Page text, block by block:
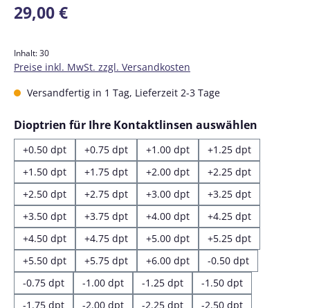
Regulärer Preis:
29,00 €
Inhalt:30
Preise inkl. MwSt. zzgl. Versandkosten
Versandfertig in 1 Tag, Lieferzeit 2-3 Tage
Dioptrien für Ihre Kontaktlinsen auswählen
+0.50 dpt +0.75 dpt +1.00 dpt
+1.25 dpt
+1.50 dpt
+1.75 dpt +2.00 dpt
+2.25 dpt
+2.50 dpt
+2.75 dpt +3.00 dpt
+3.25 dpt
+3.50 dpt
+3.75 dpt +4.00 dpt
+4.25 dpt
+4.50 dpt
+4.75 dpt +5.00 dpt
+5.25 dpt
+5.50 dpt
+5.75 dpt +6.00 dpt
-0.50 dpt
-0.75 dpt
-1.00 dpt -1.25 dpt
-1.50 dpt
-1.75 dpt
-2.00 dpt -2.25 dpt
-2.50 dpt